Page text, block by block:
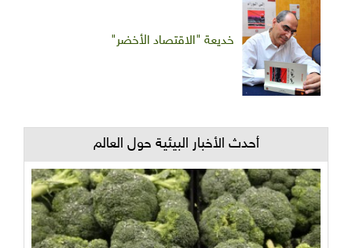
خديعة "الاقتصاد الأخضر"
أحدث الأخبار البيئية حول العالم